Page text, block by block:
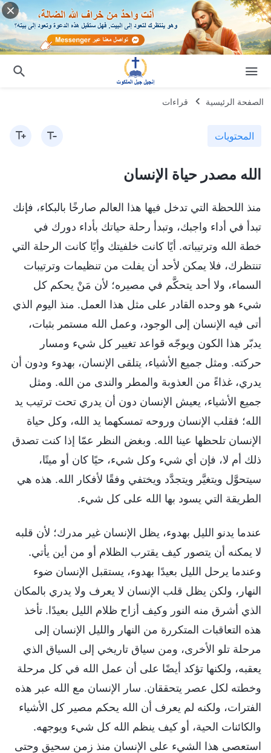
الصفحة الرئيسية قراءات
المحتويات
الله مصدر حياة الإنسان
منذ اللحظة التي تدخل فيها هذا العالم صارخًا بالبكاء، فإنك
تبدأ في أداء واجبك، وتبدأ رحلة حياتك بأداء دورك في
خطة الله وترتيباته. أيًا كانت خلفيتك وأيًا كانت الرحلة التي
تنتظرك، فلا يمكن لأحد أن يفلت من تنظيمات وترتيبات
السماء، ولا أحد يتحكَّم في مصيره؛ لأن مَنْ يحكم كل
شيء هو وحده القادر على مثل هذا العمل. منذ اليوم الذي
أتى فيه الإنسان إلى الوجود، وعمل الله مستمر بثبات،
يدبّر هذا الكون ويوجّه قواعد تغيير كل شيء ومسار
حركته. ومثل جميع الأشياء، يتلقى الإنسان، بهدوء ودون أن
يدري، غذاءً من العذوبة والمطر والندى من الله. ومثل
جميع الأشياء، يعيش الإنسان دون أن يدري تحت ترتيب يد
الله؛ فقلب الإنسان وروحه تمسكهما يد الله، وكل حياة
الإنسان تلحظها عينا الله. وبغض النظر عمّا إذا كنت تصدق
ذلك أم لا، فإن أي شيء وكل شيء، حيًا كان أو ميتًا،
سيتحوَّل ويتغيَّر ويتجدَّد ويختفي وفقًا لأفكار الله. هذه هي
الطريقة التي يسود بها الله على كل شيء.
عندما يدنو الليل بهدوء، يظل الإنسان غير مدرك؛ لأن قلبه
لا يمكنه أن يتصور كيف يقترب الظلام أو من أين يأتي.
وعندما يرحل الليل بعيدًا بهدوء، يستقبل الإنسان ضوء
النهار، ولكن يظل قلب الإنسان لا يعرف ولا يدري بالمكان
الذي أشرق منه النور وكيف أزاح ظلام الليل بعيدًا. تأخذ
هذه التعاقبات المتكررة من النهار والليل الإنسان إلى
مرحلة تلو الأخرى، ومن سياق تاريخي إلى السياق الذي
يعقبه، ولكنها تؤكد أيضًا على أن عمل الله في كل مرحلة
وخطته لكل عصر يتحققان. سار الإنسان مع الله عبر هذه
الفترات، ولكنه لم يعرف أن الله يحكم مصير كل الأشياء
والكائنات الحية، أو كيف ينظم الله كل شيء ويوجهه.
استعصى هذا الشيء على الإنسان منذ زمن سحيق وحتى